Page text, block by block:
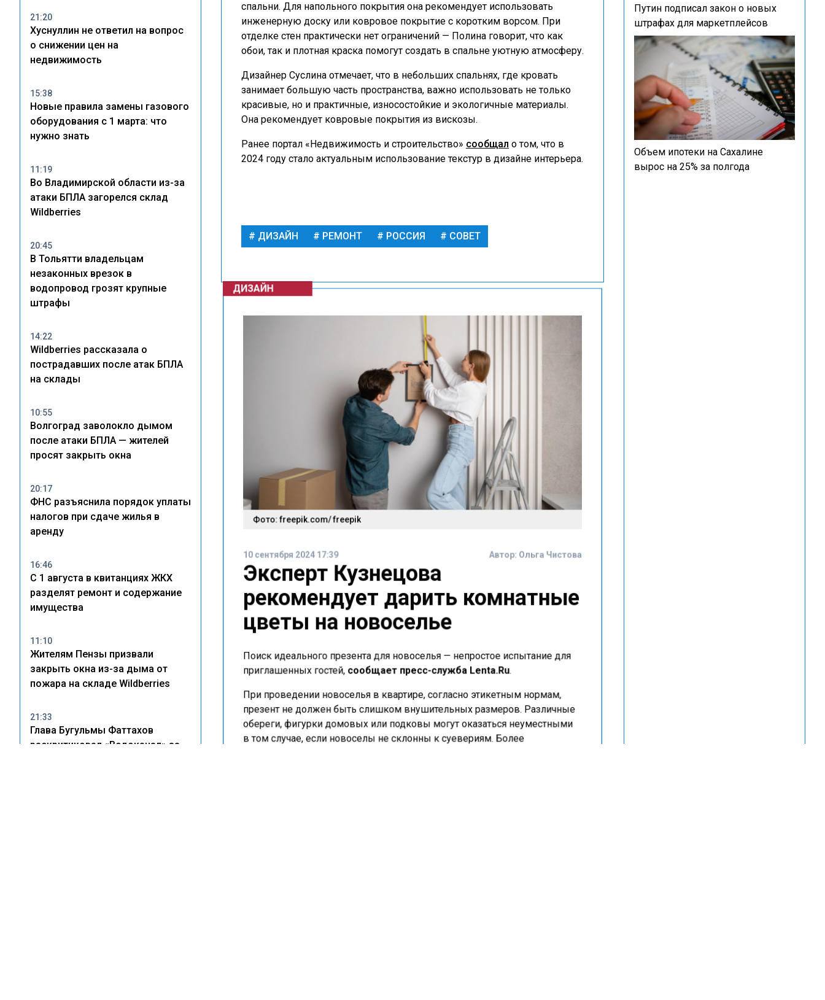
21:20
Хуснуллин не ответил на вопрос
о снижении цен на
недвижимость
15:38
Новые правила замены газового
оборудования с 1 марта: что
нужно знать
11:19
Во Владимирской области из-за
атаки БПЛА загорелся склад
Wildberries
20:45
В Тольятти владельцам
незаконных врезок в
водопровод грозят крупные
штрафы
14:22
Wildberries рассказала о
пострадавших после атак БПЛА
на склады
10:55
Волгоград заволокло дымом
после атаки БПЛА — жителей
просят закрыть окна
20:17
ФНС разъяснила порядок уплаты
налогов при сдаче жилья в
аренду
16:46
С 1 августа в квитанциях ЖКХ
разделят ремонт и содержание
имущества
11:10
Жителям Пензы призвали
закрыть окна из-за дыма от
пожара на складе Wildberries
21:33
Глава Бугульмы Фаттахов
раскритиковал «Водоканал» за
спальни. Для напольного покрытия она рекомендует использовать
инженерную доску или ковровое покрытие с коротким ворсом. При
отделке стен практически нет ограничений — Полина говорит, что как
обои, так и плотная краска помогут создать в спальне уютную атмосферу.
Дизайнер Суслина отмечает, что в небольших спальнях, где кровать
занимает большую часть пространства, важно использовать не только
красивые, но и практичные, износостойкие и экологичные материалы.
Она рекомендует ковровые покрытия из вискозы.
Ранее портал «Недвижимость и строительство» сообщал о том, что в
2024 году стало актуальным использование текстур в дизайне интерьера.
ДИЗАЙН РЕМОНТ РОССИЯ СОВЕТ
ДИЗАЙН
Фото: freepik.com/ freepik
10 сентября 2024 17:39 Автор:Ольга Чистова
Эксперт Кузнецова
рекомендует дарить комнатные
цветы на новоселье
Поиск идеального презента для новоселья — непростое испытание для
приглашенных гостей, сообщает пресс-служба Lenta.Ru
При проведении новоселья в квартире, согласно этикетным нормам,
презент не должен быть слишком внушительных размеров. Различные
обереги, фигурки домовых или подковы могут оказаться неуместными
в том случае, если новоселы не склонны к суевериям. Более
Путин подписал закон о новых
штрафах для маркетплейсов
Объем ипотеки на Сахалине
вырос на 25% за полгода